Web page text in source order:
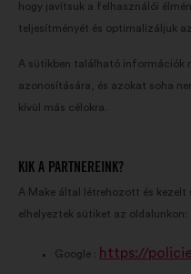
hogy javítsuk a felhasználói
teljesítményét és optimalizáljuk
A sütikben található információk
azonosítására, és azokat soha
kívül más célokra.
KIK A PARTNEREINK?
A Make által létrehozott és kezelt
elhelyeztek sütiket az oldalunkon:
Google : https://